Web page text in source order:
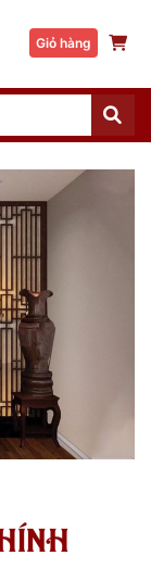
Giỏ hàng